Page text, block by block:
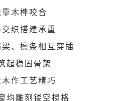
木榫咬合
织搭建承重
、檩条相互穿插
起稳固骨架
作工艺精巧
均雕刻镂空棂格